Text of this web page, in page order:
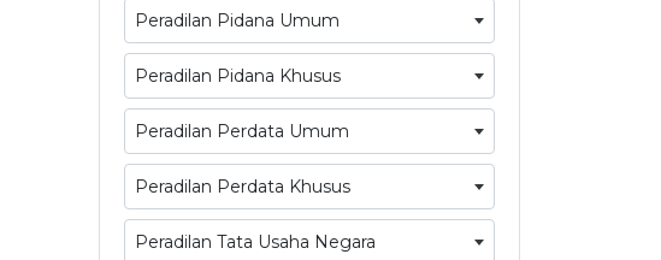
Peradilan Pidana Umum
Peradilan Pidana Khusus
Peradilan Perdata Umum
Peradilan Perdata Khusus
Peradilan Tata Usaha Negara